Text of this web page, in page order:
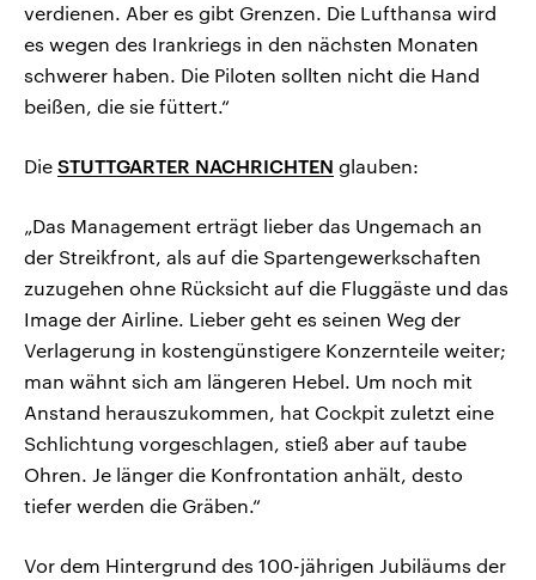
verdienen. Aber es gibt Grenzen. Die Lufthansa wird
es wegen des Irankriegs in den nächsten Monaten
schwerer haben. Die Piloten sollten nicht die Hand
beißen, die sie füttert.“
Die STUTTGARTER NACHRICHTEN glauben:
„Das Management erträgt lieber das Ungemach an
der Streikfront, als auf die Spartengewerkschaften
zuzugehen ohne Rücksicht auf die Fluggäste und das
Image der Airline. Lieber geht es seinen Weg der
Verlagerung in kostengünstigere Konzernteile weiter;
man wähnt sich am längeren Hebel. Um noch mit
Anstand herauszukommen, hat Cockpit zuletzt eine
Schlichtung vorgeschlagen, stieß aber auf taube
Ohren. Je länger die Konfrontation anhält, desto
tiefer werden die Gräben.“
Vor dem Hintergrund des 100-jährigen Jubiläums der